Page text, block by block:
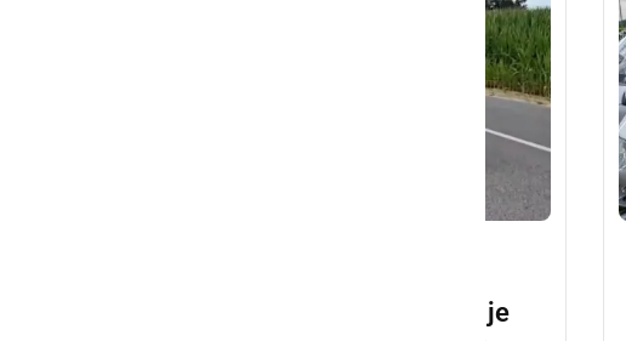
Na panoramsko vožnjo se je